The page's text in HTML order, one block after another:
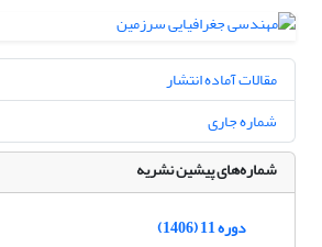
مقالات آماده انتشار
شماره جاری
شماره‌های پیشین نشریه
دوره 11 (1406)